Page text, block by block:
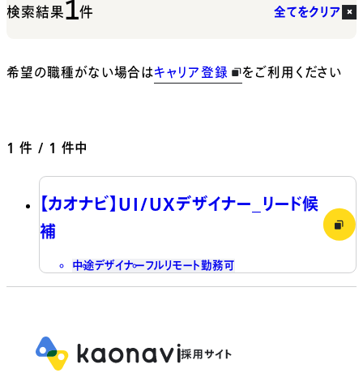
検索結果1件 全てをクリア
希望の職種がない場合はキャリア登録 をご利用ください
1 件 / 1 件中
【カオナビ】UI/UXデザイナー_リード候
補
中途デザイナーフルリモート勤務可